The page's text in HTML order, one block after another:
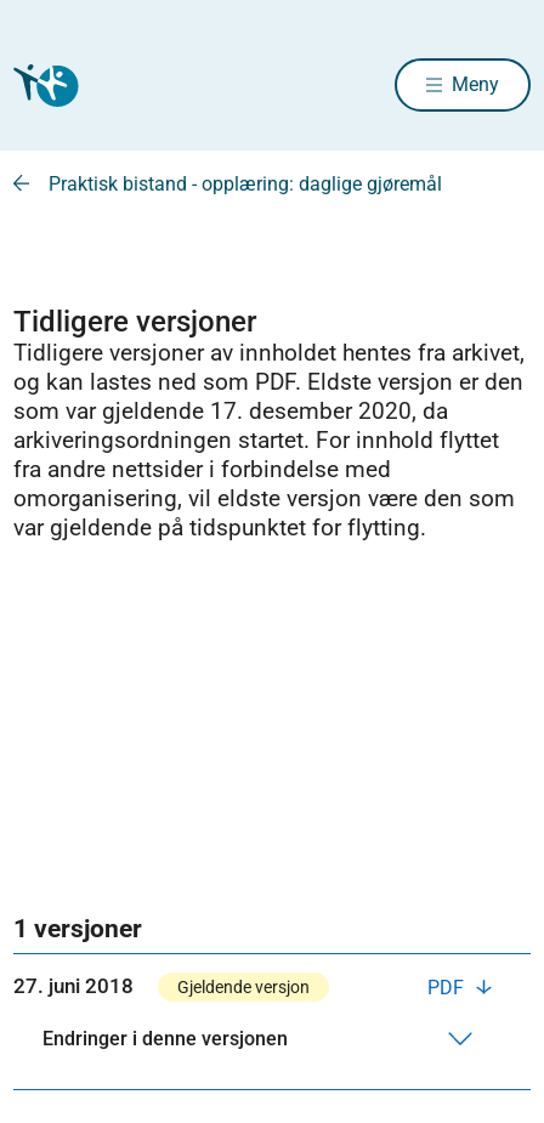
Meny
Praktisk bistand - opplæring: daglige gjøremål
Tidligere versjoner
Tidligere versjoner av innholdet hentes fra arkivet,
og kan lastes ned som PDF. Eldste versjon er den
som var gjeldende 17. desember 2020, da
arkiveringsordningen startet. For innhold flyttet
fra andre nettsider i forbindelse med
omorganisering, vil eldste versjon være den som
var gjeldende på tidspunktet for flytting.
1 versjoner
PDF
27. juni 2018 Gjeldende versjon
Endringer i denne versjonen